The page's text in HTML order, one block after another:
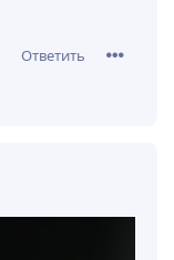
Ответить